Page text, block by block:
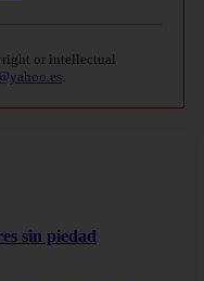
or intellectual
sin piedad